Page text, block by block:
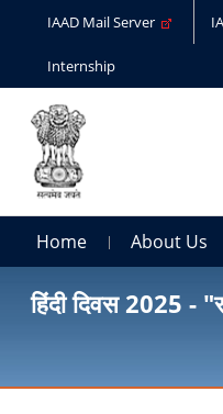
IAAD Mail Server
Internship
Home About Us
हिंदी दिवस 2025 -